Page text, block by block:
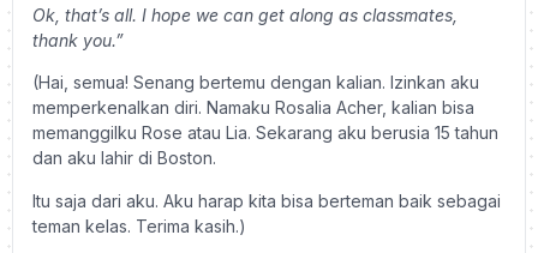
Ok, that’s all. I hope we can get along as classmates,
thank you.”
(Hai, semua! Senang bertemu dengan kalian. Izinkan aku
memperkenalkan diri. Namaku Rosalia Acher, kalian bisa
memanggilku Rose atau Lia. Sekarang aku berusia 15 tahun
dan aku lahir di Boston.
Itu saja dari aku. Aku harap kita bisa berteman baik sebagai
teman kelas. Terima kasih.)